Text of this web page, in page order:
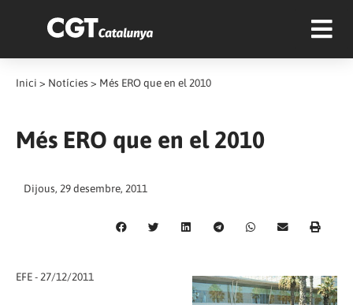
Inici > Notícies > Més ERO que en el 2010
Més ERO que en el 2010
Dijous, 29 desembre, 2011
EFE - 27/12/2011